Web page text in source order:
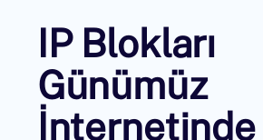
IP Blokları
Günümüz
İnternetinde